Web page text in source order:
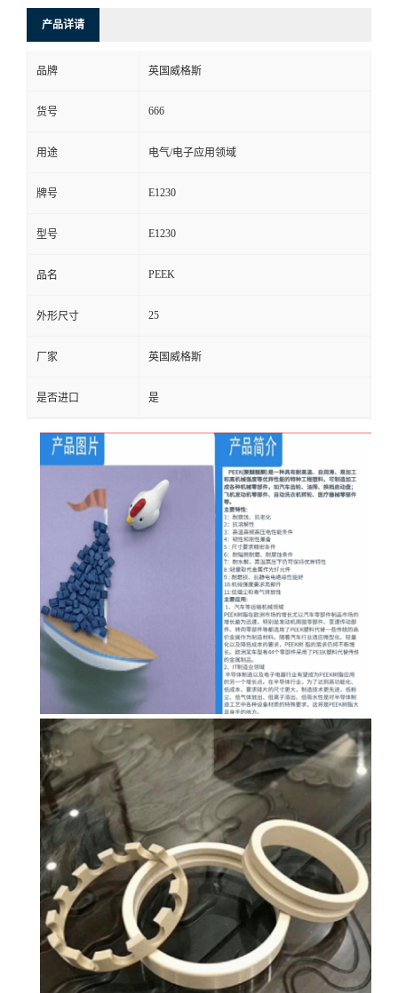
产品详请
品牌 英国威格斯
货号 666
用途 电气/电子应用领域
牌号 E1230
型号 E1230
品名 PEEK
外形尺寸 25
厂家 英国威格斯
是否进口 是